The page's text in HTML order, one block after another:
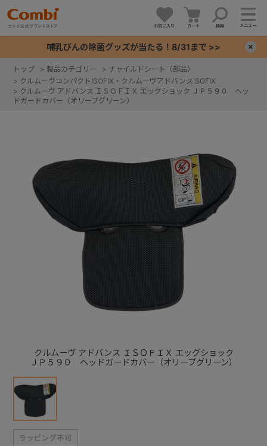
お気に入り カート 検索 メニュー
哺乳びんの除菌グッズが当たる！8/31まで >>
トップ > 製品カテゴリー > チャイルドシート（部品）
> クルムーヴコンパクトISOFIX・クルムーヴアドバンスISOFIX
> クルムーヴ アドバンス ＩＳＯＦＩＸ エッグショック ＪＰ５９０ ヘッ
ドガードカバー（オリーブグリーン）
クルムーヴ アドバンス ＩＳＯＦＩＸ エッグショック
ＪＰ５９０ ヘッドガードカバー（オリーブグリーン）